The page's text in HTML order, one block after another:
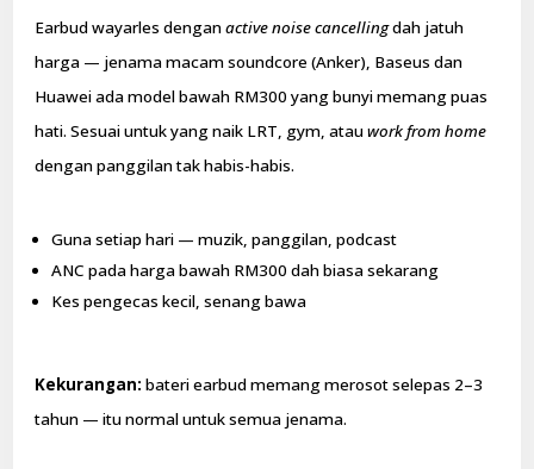
Earbud wayarles denganactive noise cancellingdah jatuh
harga — jenama macam soundcore (Anker), Baseus dan
Huawei ada model bawah RM300 yang bunyi memang puas
hati. Sesuai untuk yang naik LRT, gym, atauwork from home
dengan panggilan tak habis-habis.
Guna setiap hari — muzik, panggilan, podcast
ANC pada harga bawah RM300 dah biasa sekarang
Kes pengecas kecil, senang bawa
Kekurangan: bateri earbud memang merosot selepas 2–3
tahun — itu normal untuk semua jenama.